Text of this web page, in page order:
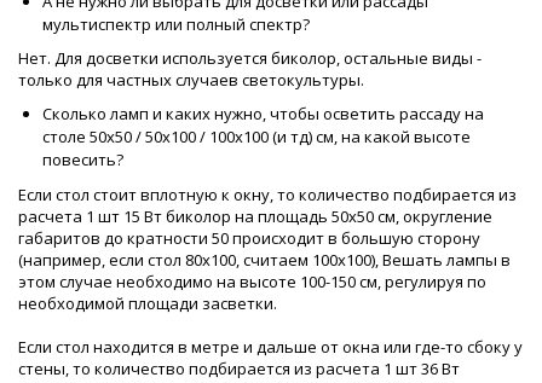
мультиспектр или полный спектр?
Нет. Для досветки используется биколор, остальные виды -
только для частных случаев светокультуры.
Сколько ламп и каких нужно, чтобы осветить рассаду на
столе 50х50 / 50х100 / 100х100 (и тд) см, на какой высоте
повесить?
Если стол стоит вплотную к окну, то количество подбирается из
расчета 1 шт 15 Вт биколор на площадь 50х50 см, округление
габаритов до кратности 50 происходит в большую сторону
(например, если стол 80х100, считаем 100х100), Вешать лампы в
этом случае необходимо на высоте 100-150 см, регулируя по
необходимой площади засветки.
Если стол находится в метре и дальше от окна или где-то сбоку у
стены, то количество подбирается из расчета 1 шт 36 Вт